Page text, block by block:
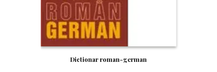
Dictionar roman-german